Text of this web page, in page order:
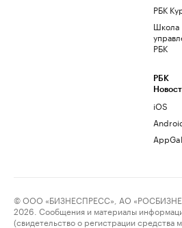
РБК
Школа
РБК
РБК
iOS
© ООО «БИЗНЕСПРЕСС», АО
2026. Сообщения и материалы
(свидетельство о регистрации средства